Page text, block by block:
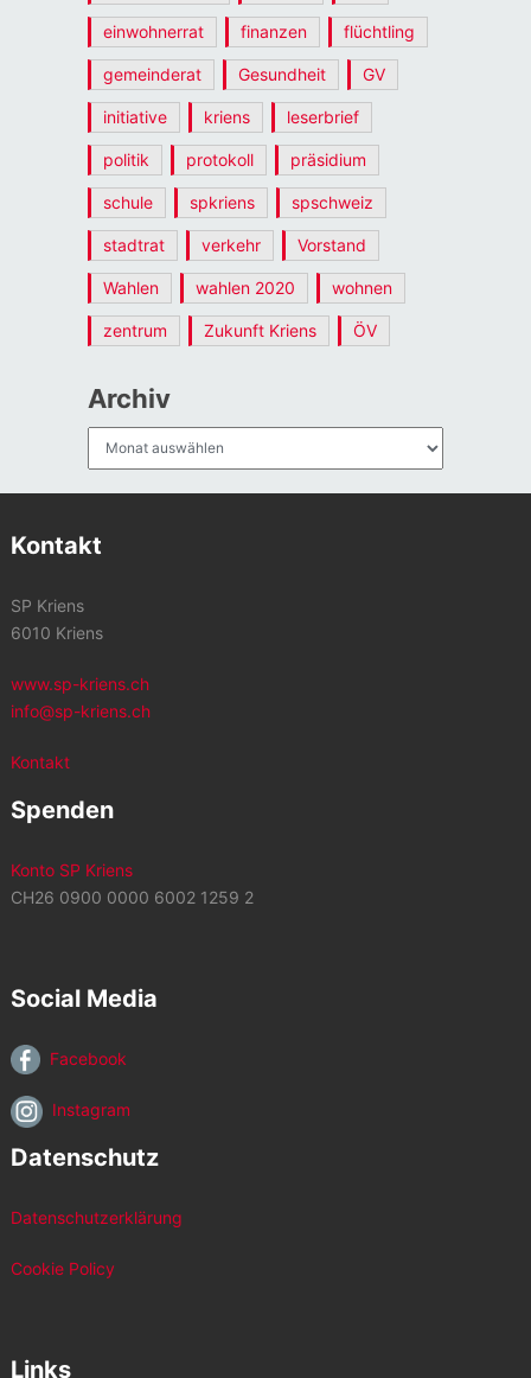
einwohnerrat finanzen flüchtling
gemeinderat Gesundheit GV
initiative kriens leserbrief
politik protokoll präsidium
schule spkriens spschweiz
stadtrat verkehr Vorstand
Wahlen wahlen 2020 wohnen
zentrum Zukunft Kriens ÖV
Archiv
Kontakt
SP Kriens
6010 Kriens
www.sp-kriens.ch
info@sp-kriens.ch
Kontakt
Spenden
Konto SP Kriens
CH26 0900 0000 6002 1259 2
Social Media
Facebook
Instagram
Datenschutz
Datenschutzerklärung
Cookie Policy
Links